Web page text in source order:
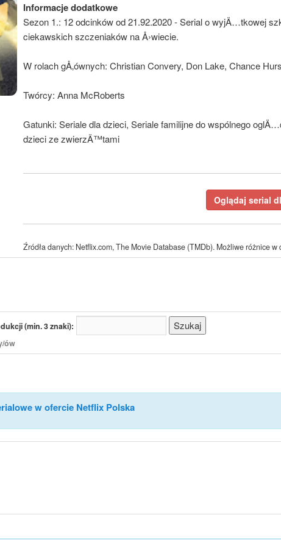
Informacje dodatkowe
Sezon 1.: 12 odcinków od 21.92.2020 - Serial o wyjÄ…tkowej
ciekawskich szczeniaków na Å›wiecie.
W rolach gÅ‚ównych: Christian Convery, Don Lake, Chance
Twórcy: Anna McRoberts
Gatunki: Seriale dla dzieci, Seriale familijne do wspólnego
dzieci ze zwierzÄ™tami
Oglądaj serial
Źródła danych: Netflix.com, The Movie Database (TMDb). Możliwe różnice w
(min. 3 znaki):
ów
w ofercie Netflix Polska